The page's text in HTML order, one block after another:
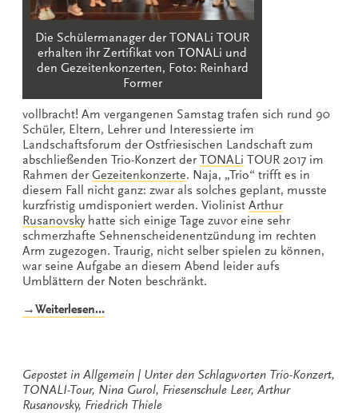
Die Schülermanager der TONALi TOUR
erhalten ihr Zertifikat von TONALi und
den Gezeitenkonzerten, Foto: Reinhard
Former
vollbracht! Am vergangenen Samstag trafen sich rund 90
Schüler, Eltern, Lehrer und Interessierte im
Landschaftsforum der Ostfriesischen Landschaft zum
abschließenden Trio-Konzert derTONALi TOUR 2017 im
Rahmen derGezeitenkonzerte. Naja, „Trio“ trifft es in
diesem Fall nicht ganz: zwar als solches geplant, musste
kurzfristig umdisponiert werden. Violinist Arthur
Rusanovskyhatte sich einige Tage zuvor eine sehr
schmerzhafte Sehnenscheidenentzündung im rechten
Arm zugezogen. Traurig, nicht selber spielen zu können,
war seine Aufgabe an diesem Abend leider aufs
Umblättern der Noten beschränkt.
→Weiterlesen…„Ein
TONALi
TOUR
beim
Gepostet in Allgemein Unter den Schlagworten Trio-Konzert,
TONALI-Tour, Nina Gurol, Friesenschule Leer, Arthur
Rusanovsky, Friedrich Thiele